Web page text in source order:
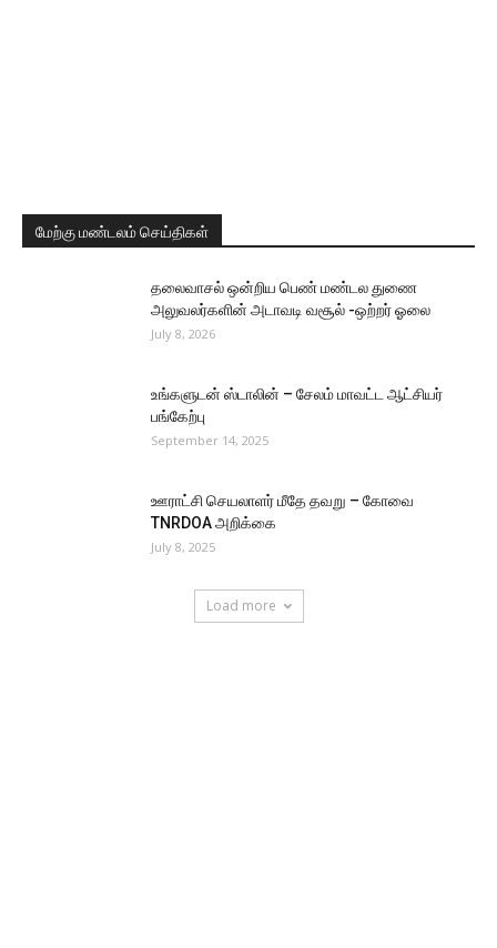
மேற்கு மண்டலம் செய்திகள்
தலைவாசல் ஒன்றிய பெண் மண்டல துணை
அலுவலர்களின் அடாவடி வசூல் -ஒற்றர் ஓலை
July 8, 2026
உங்களுடன் ஸ்டாலின் – சேலம் மாவட்ட ஆட்சியர்
பங்கேற்பு
September 14, 2025
ஊராட்சி செயலாளர் மீதே தவறு – கோவை
TNRDOA அறிக்கை
July 8, 2025
Load more